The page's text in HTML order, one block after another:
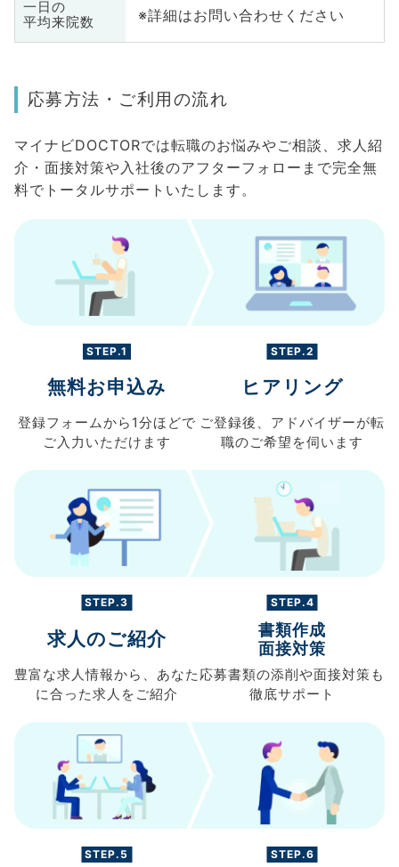
一日の
平均来院数
※詳細はお問い合わせください
応募方法・ご利用の流れ
マイナビDOCTORでは転職のお悩みやご相談、求人紹
介・面接対策や入社後のアフターフォローまで完全無
料でトータルサポートいたします。
STEP.1
無料お申込み
登録フォームから 1分ほどで
ご入力 いただけます
STEP.2
ヒアリング
ご登録後、 アドバイザーが転
職のご希望を伺います
STEP.3
求人のご紹介
豊富な求人情報から、 あなた
に合った求人を ご紹介
STEP.4
書類作成
面接対策
応募書類の添削や面接対策も
徹底サポート
STEP.5 STEP.6